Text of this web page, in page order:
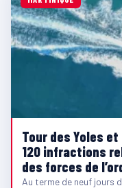
Tour des Yoles
120 infractions
des forces de
Au terme de neuf jours